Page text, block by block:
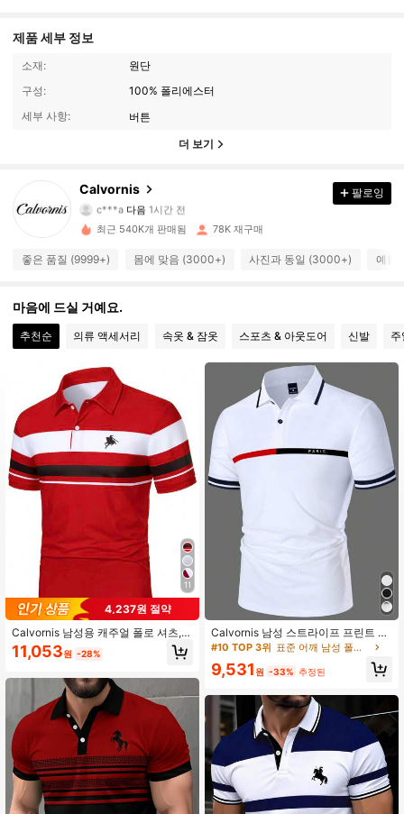
제품 세부 정보
소재:
원단
구성:
100% 폴리에스터
세부 사항:
버튼
더 보기
Calvornis
c***a다음1시간 전
v***m가 탐색 중입니다
4.76
17K 팔로워
4.76 17K 팔로워
4.76 17K 팔로워
4.76 17K 팔로워
17K 팔로워
4.76 17K 팔로워
4.76 17K 팔로워
4.76
팔로잉
최근 540K개 판매됨 78K 재구매
좋은 품질 (9999+) 몸에 맞음 (3000+) 사진과 동일 (3000+) 예쁨
마음에 드실 거예요.
추천순 의류 액세서리 속옷 & 잠옷 스포츠 & 아웃도어 신발
11
4,237원 절약
Calvornis 남성용 캐주얼 폴로 셔츠,
반팔 레드 앤 화이트, 정장, 행사용
11,053원 -28%
Calvornis 남성 스트라이프 프린트 반
팔 캐주얼 폴로 셔츠, 여름 패션 폴로
#10 TOP 3위 표준 어깨 남성 폴로 셔츠
9,531 원 -33% 추정된